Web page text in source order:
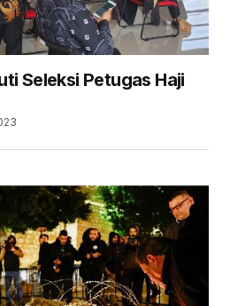
Seleksi Petugas Haji